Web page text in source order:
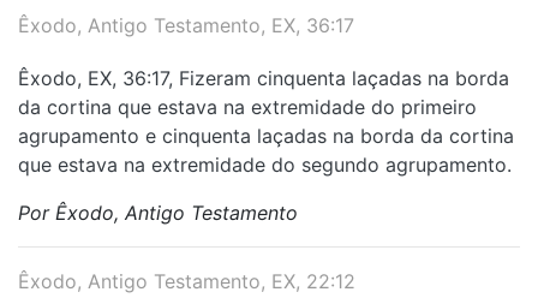
Êxodo, Antigo Testamento, EX, 36:17
Êxodo, EX, 36:17, Fizeram cinquenta laçadas na borda
da cortina que estava na extremidade do primeiro
agrupamento e cinquenta laçadas na borda da cortina
que estava na extremidade do segundo agrupamento.
Por Êxodo, Antigo Testamento
Êxodo, Antigo Testamento, EX, 22:12